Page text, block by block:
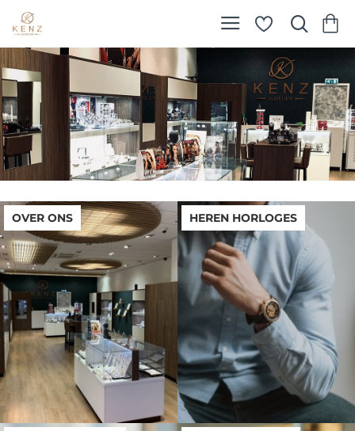
Kenz
Juwelier
OVER ONS HEREN HORLOGES